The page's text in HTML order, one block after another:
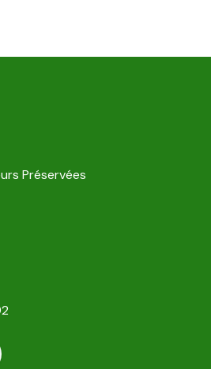
Préservées